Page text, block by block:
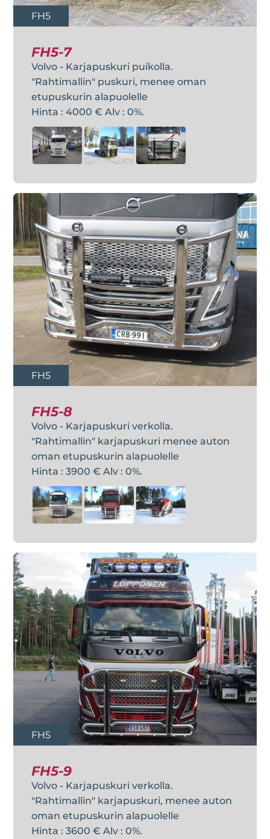
FH5
FH5-7
Volvo - Karjapuskuri puikolla.
"Rahtimallin" puskuri, menee oman
etupuskurin alapuolelle
Hinta : 4000 € Alv : 0%.
FH5
FH5-8
Volvo - Karjapuskuri verkolla.
"Rahtimallin" karjapuskuri menee auton
oman etupuskurin alapuolelle
Hinta : 3900 € Alv : 0%.
FH5
FH5-9
Volvo - Karjapuskuri verkolla.
"Rahtimallin" karjapuskuri, menee auton
oman etupuskurin alapuolelle
Hinta : 3600 € Alv : 0%.